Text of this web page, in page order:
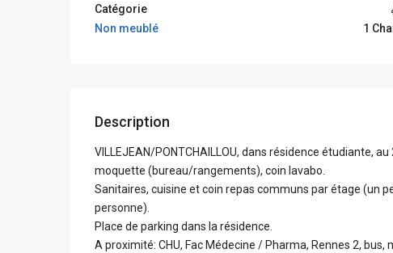
Catégorie
Non meublé
1
Description
VILLEJEAN/PONTCHAILLOU, dans résidence étudiante,
moquette (bureau/rangements), coin lavabo.
Sanitaires, cuisine et coin repas communs par étage (un
personne).
Place de parking dans la résidence.
A proximité: CHU, Fac Médecine / Pharma, Rennes 2, bus,